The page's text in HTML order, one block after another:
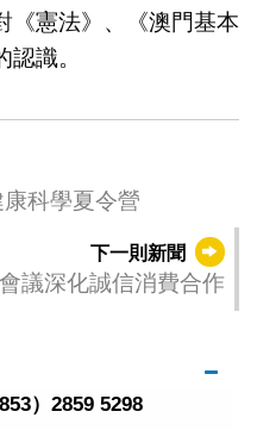
《憲法》、《澳門基本
識。
科學夏令營
下一則新聞
議深化誠信消費合作
）2859 5298